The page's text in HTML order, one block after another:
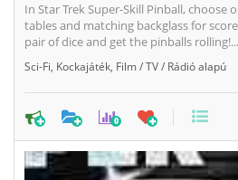
In Star Trek Super-Skill Pinball, choose
tables and matching backglass for
pair of dice and get the pinballs rolling!...
Sci-Fi, Kockajáték, Film / TV / Rádió alapú
0